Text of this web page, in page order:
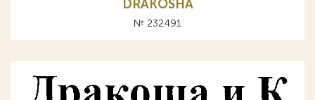
DRAKOSHA
№ 232491